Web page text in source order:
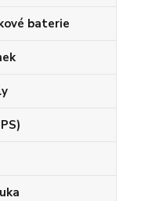
baterie